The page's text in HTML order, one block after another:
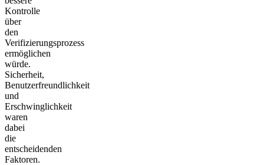
Kontrolle
über
den
Verifizierungsprozess
ermöglichen
würde.
Sicherheit,
Benutzerfreundlichkeit
und
Erschwinglichkeit
waren
dabei
die
entscheidenden
Faktoren.